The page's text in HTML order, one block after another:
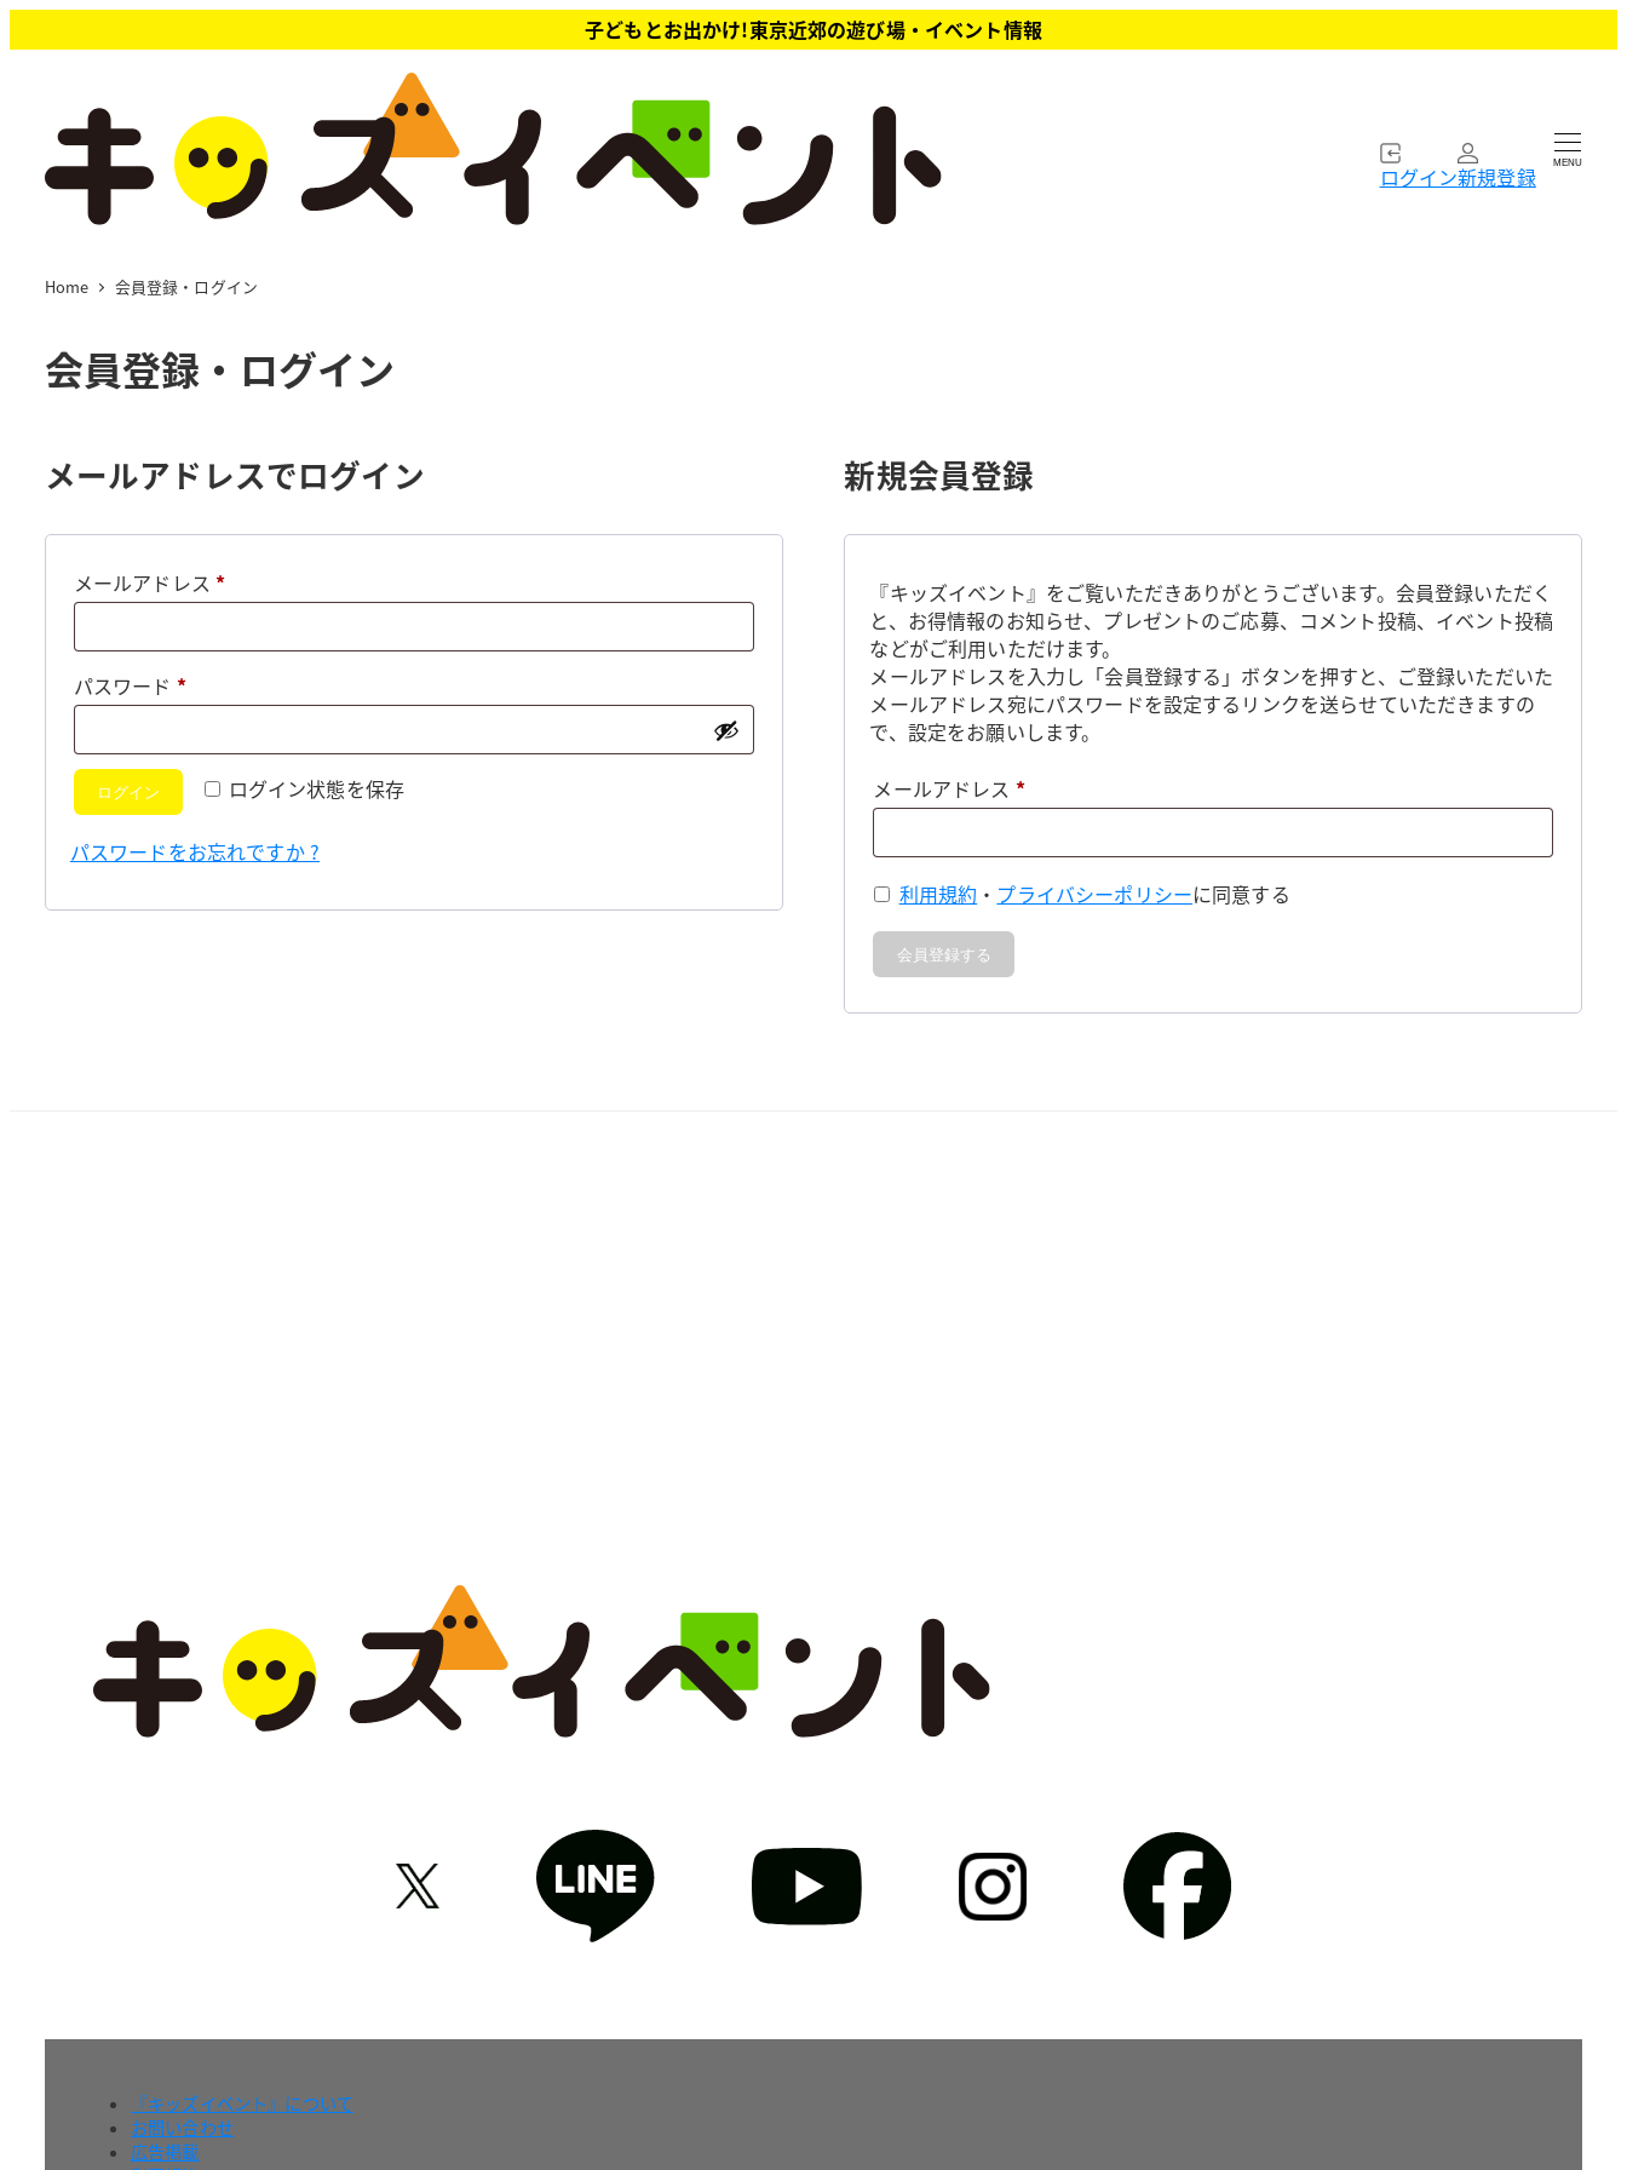
イ
子どもとお出かけ!東京近郊の遊び場・イベント情報
ログイン新規登録 MENU
Home 会員登録・ログイン
会員登録・ログイン
メールアドレスでログイン
メールアドレス *必
パスワード *必
ログイン状態を保存
ログイン
パスワードをお忘れですか ?
新規会員登録
『キッズイベント』をご覧いただきありがとうございます。会員登録いただく
と、お得情報のお知らせ、プレゼントのご応募、コメント投稿、イベント投稿
などがご利用いただけます。
メールアドレスを入力し「会員登録する」ボタンを押すと、ご登録いただいた
メールアドレス宛にパスワードを設定するリンクを送らせていただきますの
で、設定をお願いします。
メールアドレス *必
利用規約 ・ プライバシーポリシーに同意する
会員登録する
『キッズイベント』について
お問い合わせ
広告掲載